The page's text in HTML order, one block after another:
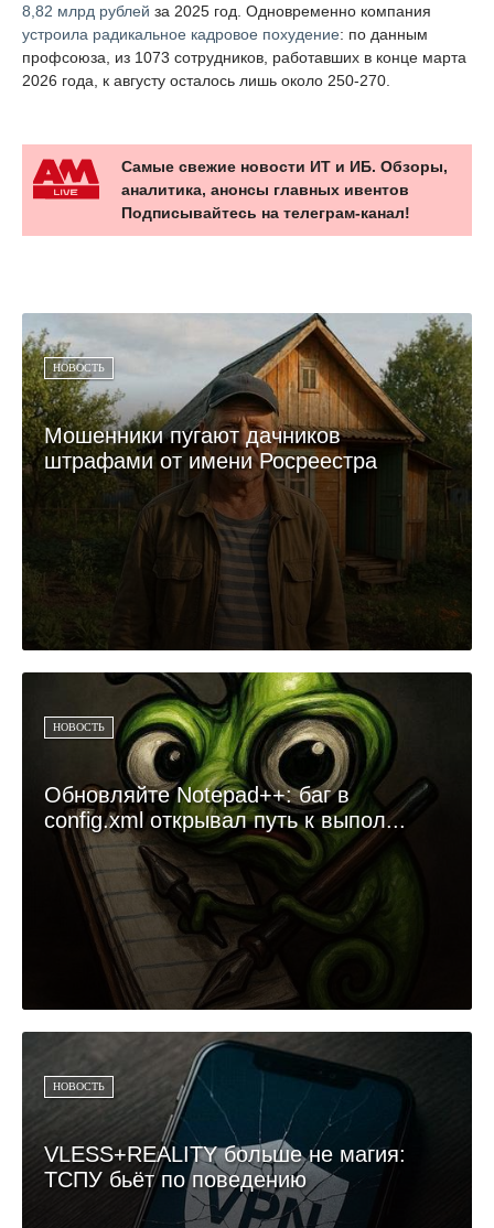
8,82 млрд рублей за 2025 год. Одновременно компания
устроила радикальное кадровое похудение: по данным
профсоюза, из 1073 сотрудников, работавших в конце марта
2026 года, к августу осталось лишь около 250-270.
Самые свежие новости ИТ и ИБ. Обзоры,
аналитика, анонсы главных ивентов
Подписывайтесь на телеграм-канал!
НОВОСТЬ
Мошенники пугают дачников
штрафами от имени Росреестра
НОВОСТЬ
Обновляйте Notepad++: баг в
config.xml открывал путь к выпол...
НОВОСТЬ
VLESS+REALITY больше не магия:
ТСПУ бьёт по поведению